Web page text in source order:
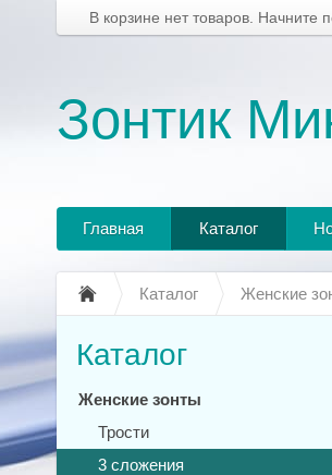
В корзине нет товаров. Начните
Зонтик
Главная Каталог
Каталог Женские
Каталог
Женские зонты
Трости
3 сложения